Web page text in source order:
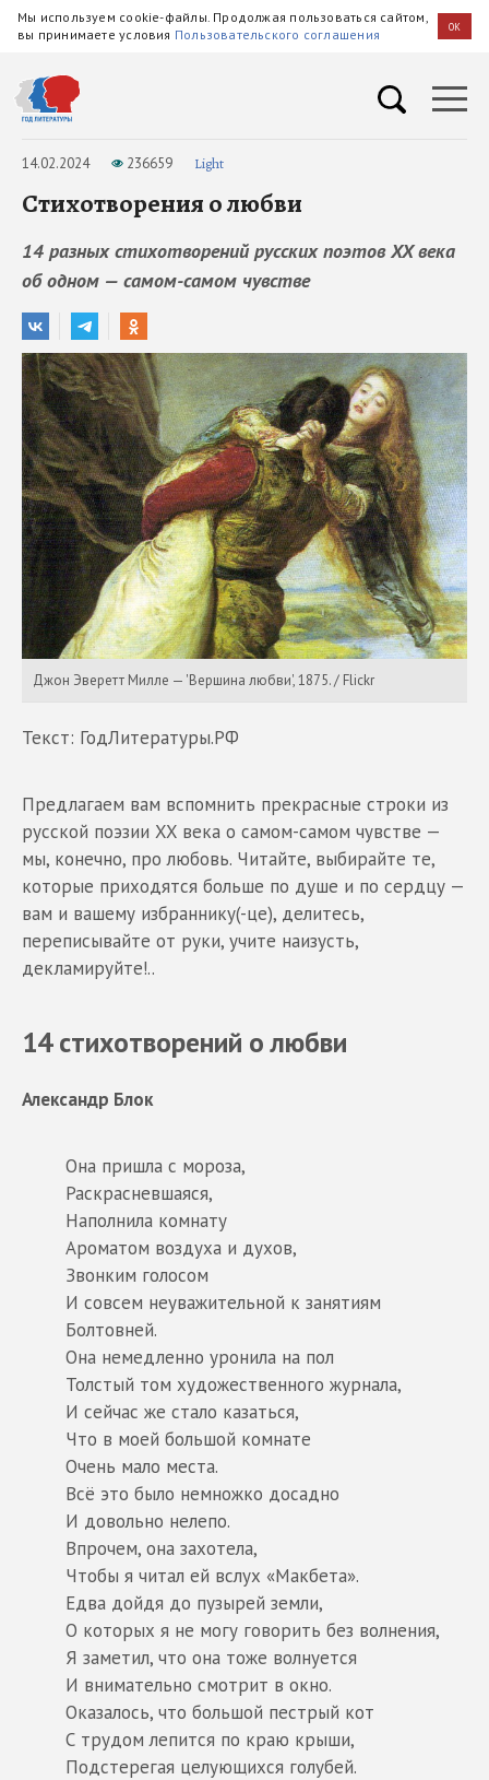
Мы используем cookie-файлы. Продолжая пользоваться сайтом,
вы принимаете условия Пользовательского соглашения OK
14.02.2024 236659 Light
Стихотворения о любви
14 разных стихотворений русских поэтов XX века
об одном — самом-самом чувстве
Джон Эверетт Милле — 'Вершина любви', 1875. / Flickr
Текст: ГодЛитературы.РФ
Предлагаем вам вспомнить прекрасные строки из
русской поэзии XX века о самом-самом чувстве —
мы, конечно, про любовь. Читайте, выбирайте те,
которые приходятся больше по душе и по сердцу —
вам и вашему избраннику(-це), делитесь,
переписывайте от руки, учите наизусть,
декламируйте!..
14 стихотворений о любви
Александр Блок
Она пришла с мороза,
Раскрасневшаяся,
Наполнила комнату
Ароматом воздуха и духов,
Звонким голосом
И совсем неуважительной к занятиям
Болтовней.
Она немедленно уронила на пол
Толстый том художественного журнала,
И сейчас же стало казаться,
Что в моей большой комнате
Очень мало места.
Всё это было немножко досадно
И довольно нелепо.
Впрочем, она захотела,
Чтобы я читал ей вслух «Макбета».
Едва дойдя до пузырей земли,
О которых я не могу говорить без волнения,
Я заметил, что она тоже волнуется
И внимательно смотрит в окно.
Оказалось, что большой пестрый кот
С трудом лепится по краю крыши,
Подстерегая целующихся голубей.